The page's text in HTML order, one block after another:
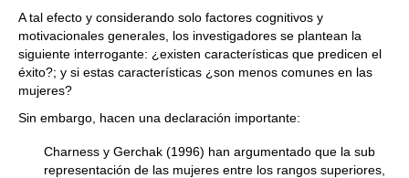
A tal efecto y considerando solo factores cognitivos y
motivacionales generales, los investigadores se plantean la
siguiente interrogante: ¿existen características que predicen el
éxito?; y si estas características ¿son menos comunes en las
mujeres?
Sin embargo, hacen una declaración importante:
Charness y Gerchak (1996) han argumentado que la sub
representación de las mujeres entre los rangos superiores,